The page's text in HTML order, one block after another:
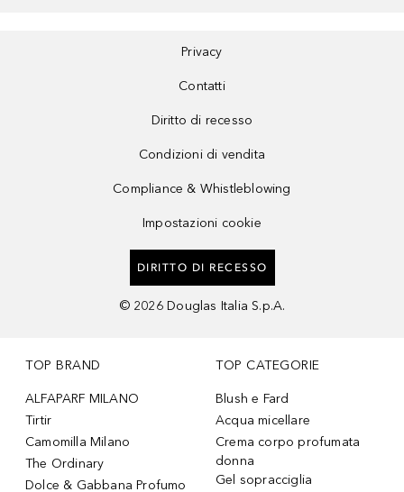
Privacy
Contatti
Diritto di recesso
Condizioni di vendita
Compliance & Whistleblowing
Impostazioni cookie
DIRITTO DI RECESSO
© 2026 Douglas Italia S.p.A.
TOP BRAND
ALFAPARF MILANO
Tirtir
Camomilla Milano
The Ordinary
Dolce & Gabbana Profumo
TOP CATEGORIE
Blush e Fard
Acqua micellare
Crema corpo profumata
donna
Gel sopracciglia